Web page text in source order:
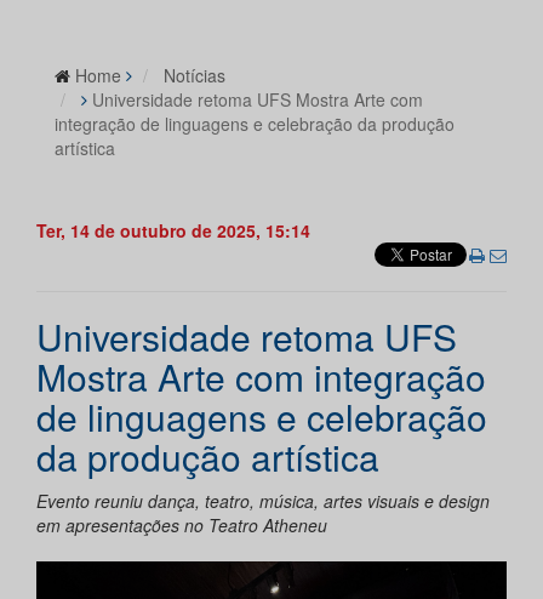
Home
Notícias
Universidade retoma UFS Mostra Arte com
integração de linguagens e celebração da produção
artística
Ter, 14 de outubro de 2025, 15:14
Universidade retoma UFS
Mostra Arte com integração
de linguagens e celebração
da produção artística
Evento reuniu dança, teatro, música, artes visuais e design
em apresentações no Teatro Atheneu